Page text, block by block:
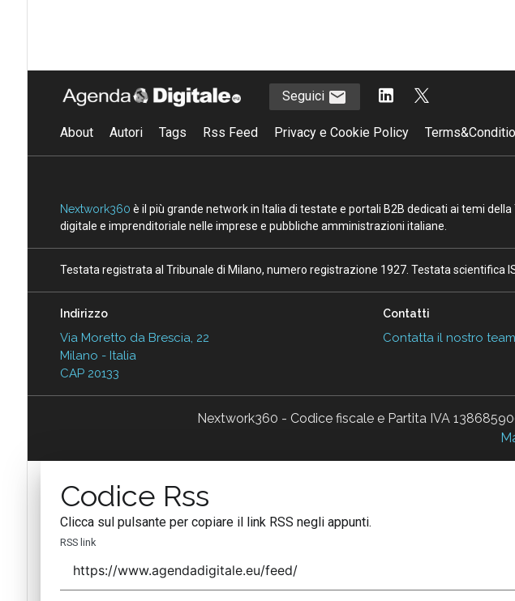
Seguici
About Autori Tags Rss Feed Privacy e Cookie Policy
Nextwork360 è il più grande network in Italia di testate e portali B2B dedicati ai temi
digitale e imprenditoriale nelle imprese e pubbliche amministrazioni italiane.
Testata registrata al Tribunale di Milano, numero registrazione 1927. Testata scientifica
Indirizzo
Via Moretto da Brescia, 22
Milano - Italia
CAP 20133
Contatti
Contatta il nostro
Nextwork360 - Codice fiscale e Partita IVA
Codice Rss
Clicca sul pulsante per copiare il link RSS negli appunti.
RSS link